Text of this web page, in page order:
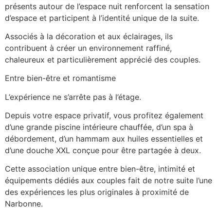
présents autour de l’espace nuit renforcent la sensation
d’espace et participent à l’identité unique de la suite.
Associés à la décoration et aux éclairages, ils
contribuent à créer un environnement raffiné,
chaleureux et particulièrement apprécié des couples.
Entre bien-être et romantisme
L’expérience ne s’arrête pas à l’étage.
Depuis votre espace privatif, vous profitez également
d’une grande piscine intérieure chauffée, d’un spa à
débordement, d’un hammam aux huiles essentielles et
d’une douche XXL conçue pour être partagée à deux.
Cette association unique entre bien-être, intimité et
équipements dédiés aux couples fait de notre suite l’une
des expériences les plus originales à proximité de
Narbonne.